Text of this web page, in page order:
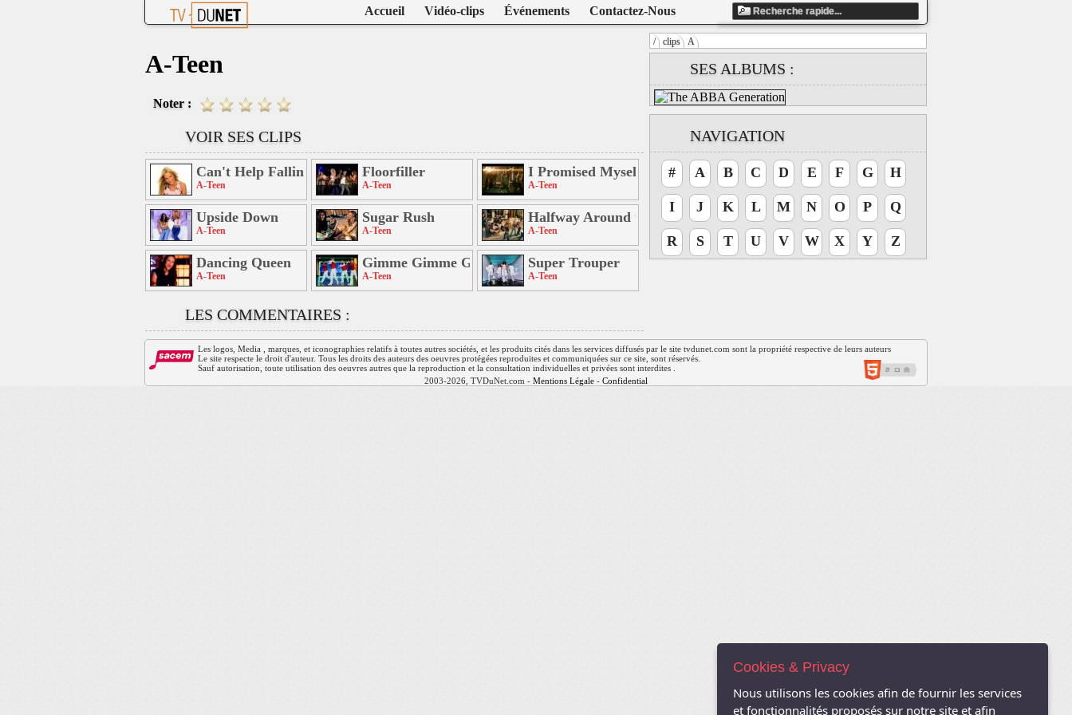
Accueil Vidéo-clips Événements Contactez-Nous
/ clips A
Warning: Undefined array key "artiste_id" in
/home/clients/858fbe13c5dafaea9ccb87e1c41d4337/web/clip_global.php
on line104
A-Teen
SES ALBUMS :
NAVIGATION
# A B C D E F G H
I J K L M N O P Q
R S T U V W X Y Z
A-Teen
Noter :
VOIR SES CLIPS
Can't Help Falling in Love
A-Teen
Floorfiller
A-Teen
I Promised Myself
A-Teen
Upside Down
A-Teen
Sugar Rush
A-Teen
Halfway Around the World
A-Teen
Dancing Queen
A-Teen
Gimme Gimme Gimme
A-Teen
Super Trouper
A-Teen
LES COMMENTAIRES :
Les logos, Media , marques, et iconographies relatifs à toutes autres sociétés, et les produits cités dans les services diffusés par le site tvdunet.com sont la propriété respective de leurs auteurs
Le site respecte le droit d'auteur. Tous les droits des auteurs des oeuvres protégées reproduites et communiquées sur ce site, sont réservés.
Sauf autorisation, toute utilisation des oeuvres autres que la reproduction et la consultation individuelles et privées sont interdites .
2003-2026, TVDuNet.com - Mentions Légale - Confidentialité
Cookies & Privacy
Nous utilisons les cookies afin de fournir les services
et fonctionnalités proposés sur notre site et afin